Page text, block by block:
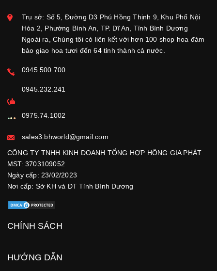
Trụ sở: Số 5, Đường D3 Phú Hồng Thịnh 9, Khu Phố Nội
Hóa 2, Phường Bình An, TP. Dĩ An, Tỉnh Bình Dương
Ngoài ra, Chúng tôi có liên kết với hơn 100 shop hoa đảm
bảo giao hoa tươi đến 64 tỉnh thành cả nước.
0945.500.700
0945.232.241
0975.74.1002
sales3.bhworld@gmail.com
CÔNG TY TNHH KINH DOANH TỔNG HỢP HỒNG GIA PHÁT
MST: 3703109052
Ngày cấp: 23/02/2023
Nơi cấp: Sở KH và ĐT Tỉnh Bình Dương
CHÍNH SÁCH
HƯỚNG DẪN